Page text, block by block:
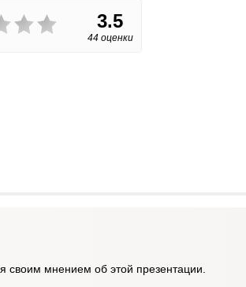
3.5
44 оценки
своим мнением об этой презентации.